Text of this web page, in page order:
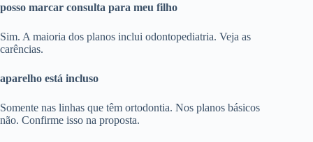
posso marcar consulta para meu filho
Sim. A maioria dos planos inclui odontopediatria. Veja as
carências.
aparelho está incluso
Somente nas linhas que têm ortodontia. Nos planos básicos
não. Confirme isso na proposta.